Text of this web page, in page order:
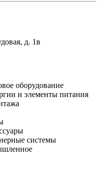
д. 1в
оборудование
и элементы питания
системы